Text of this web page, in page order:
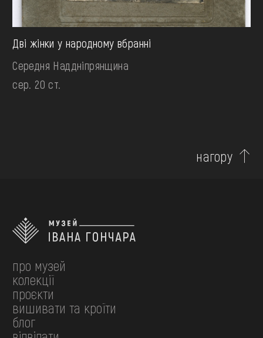
Дві жінки у народному вбранні
Середня Наддніпрянщина
сер. 20 ст.
нагору
про музей
колекції
проєкти
вишивати та кроїти
блог